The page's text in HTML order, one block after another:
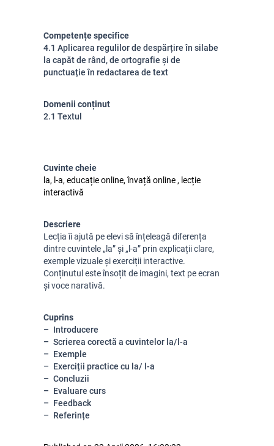
Competențe specifice
4.1 Aplicarea regulilor de despărțire în silabe
la capăt de rând, de ortografie și de
punctuație în redactarea de text
Domenii conținut
2.1 Textul
Cuvinte cheie
la, l-a, educație online, învață online , lecție
interactivă
Descriere
Lecția îi ajută pe elevi să înțeleagă diferența
dintre cuvintele „la” și „l-a” prin explicații clare,
exemple vizuale și exerciții interactive.
Conținutul este însoțit de imagini, text pe ecran
și voce narativă.
Cuprins
Introducere
Scrierea corectă a cuvintelor la/l-a
Exemple
Exerciții practice cu la/ l-a
Concluzii
Evaluare curs
Feedback
Referințe